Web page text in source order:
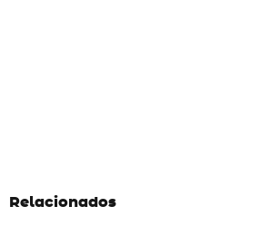
Relacionados